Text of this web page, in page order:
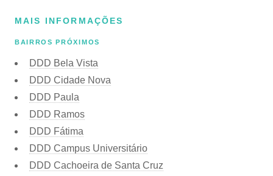
MAIS INFORMAÇÕES
BAIRROS PRÓXIMOS
DDD Bela Vista
DDD Cidade Nova
DDD Paula
DDD Ramos
DDD Fátima
DDD Campus Universitário
DDD Cachoeira de Santa Cruz